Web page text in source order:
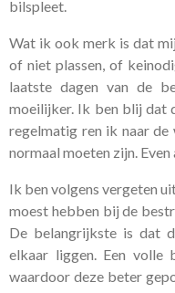
bilspleet.
Wat ik ook merk is dat
of niet plassen, of
laatste dagen van de
moeilijker. Ik ben blij dat
regelmatig ren ik naar de
normaal moeten zijn. Even
Ik ben volgens vergeten
moest hebben bij de
De belangrijkste is dat
elkaar liggen. Een volle
waardoor deze beter